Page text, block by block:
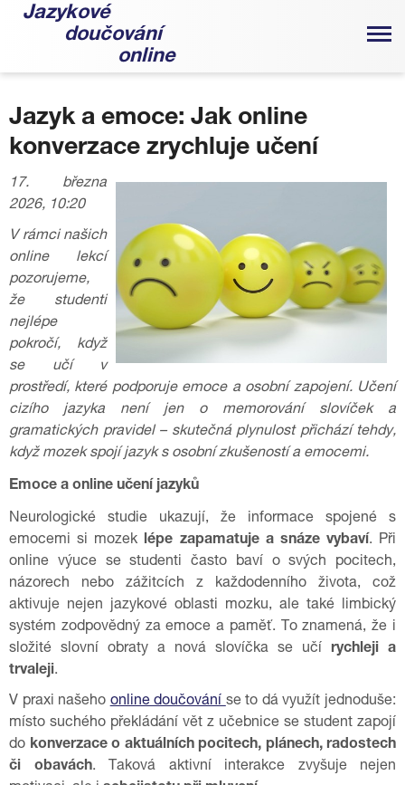
Jazykové
doučování
online
Jazyk a emoce: Jak online
konverzace zrychluje učení
17. března
2026, 10:20
V rámci našich
online lekcí
pozorujeme,
že studenti
nejlépe
pokročí, když
se učí v
prostředí, které podporuje emoce a osobní zapojení. Učení
cizího jazyka není jen o memorování slovíček a
gramatických pravidel – skutečná plynulost přichází tehdy,
když mozek spojí jazyk s osobní zkušeností a emocemi.
Emoce a online učení jazyků
Neurologické studie ukazují, že informace spojené s
emocemi si mozek lépe zapamatuje a snáze vybaví. Při
online výuce se studenti často baví o svých pocitech,
názorech nebo zážitcích z každodenního života, což
aktivuje nejen jazykové oblasti mozku, ale také limbický
systém zodpovědný za emoce a paměť. To znamená, že i
složité slovní obraty a nová slovíčka se učí rychleji a
trvaleji.
V praxi našeho online doučování se to dá využít jednoduše:
místo suchého překládání vět z učebnice se student zapojí
do konverzace o aktuálních pocitech, plánech, radostech
či obavách. Taková aktivní interakce zvyšuje nejen